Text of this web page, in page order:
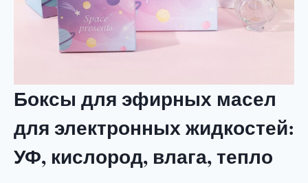
Боксы для эфирных масел
для электронных жидкостей:
УФ, кислород, влага, тепло